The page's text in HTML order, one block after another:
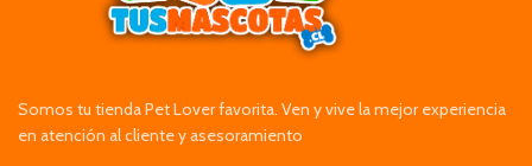
Somos tu tienda Pet Lover favorita. Ven y vive la mejor experiencia
en atención al cliente y asesoramiento